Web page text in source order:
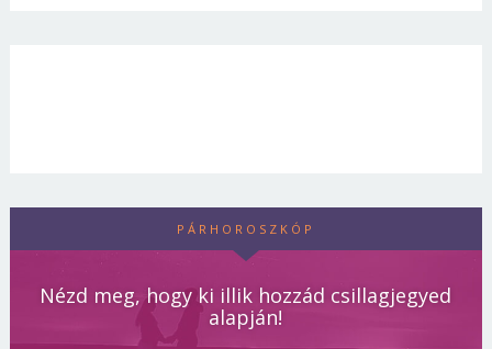
PÁRHOROSZKÓP
Nézd meg, hogy ki illik hozzád csillagjegyed
alapján!